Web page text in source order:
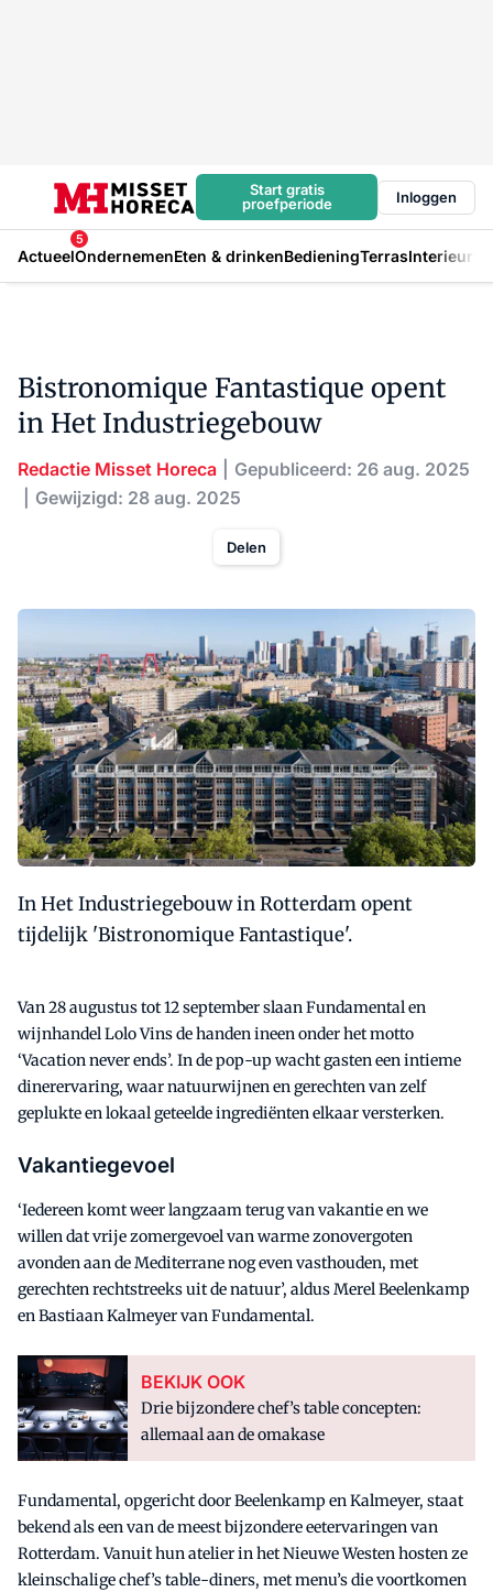
Start gratis
proefperiode
Inloggen
Actueel
5
OndernemenEten & drinkenBedieningTerrasInterieur
Bistronomique Fantastique opent
in Het Industriegebouw
Redactie Misset Horeca
Gepubliceerd: 26 aug. 2025
Gewijzigd: 28 aug. 2025
Delen
In Het Industriegebouw in Rotterdam opent
tijdelijk 'Bistronomique Fantastique'.
Van 28 augustus tot 12 september slaan Fundamental en
wijnhandel Lolo Vins de handen ineen onder het motto
‘Vacation never ends’. In de pop-up wacht gasten een intieme
dinerervaring, waar natuurwijnen en gerechten van zelf
geplukte en lokaal geteelde ingrediënten elkaar versterken.
Vakantiegevoel
‘Iedereen komt weer langzaam terug van vakantie en we
willen dat vrije zomergevoel van warme zonovergoten
avonden aan de Mediterrane nog even vasthouden, met
gerechten rechtstreeks uit de natuur’, aldus Merel Beelenkamp
en Bastiaan Kalmeyer van Fundamental.
BEKIJK OOK
Drie bijzondere chef’s table concepten:
allemaal aan de omakase
Fundamental, opgericht door Beelenkamp en Kalmeyer, staat
bekend als een van de meest bijzondere eetervaringen van
Rotterdam. Vanuit hun atelier in het Nieuwe Westen hosten ze
kleinschalige chef’s table-diners, met menu’s die voortkomen